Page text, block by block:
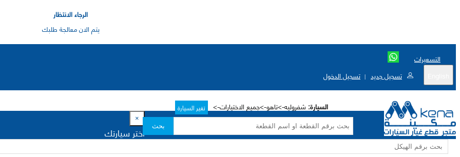
الرجاء الانتظار
يتم الان معالجة طلبك
التسعيرات
تسجيل جديد | تسجيل الدخول
السيارة: شفروليه->تاهو->جميع الاختيارات-> تغير السيارة
بحث
×
اختر سيارتك